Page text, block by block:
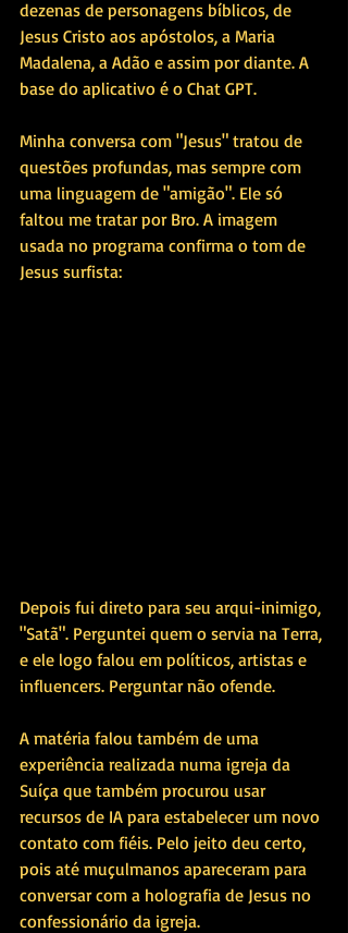
dezenas de personagens bíblicos, de
Jesus Cristo aos apóstolos, a Maria
Madalena, a Adão e assim por diante. A
base do aplicativo é o Chat GPT.
Minha conversa com "Jesus" tratou de
questões profundas, mas sempre com
uma linguagem de "amigão". Ele só
faltou me tratar por Bro. A imagem
usada no programa confirma o tom de
Jesus surfista:
Depois fui direto para seu arqui-inimigo,
"Satã". Perguntei quem o servia na Terra,
e ele logo falou em políticos, artistas e
influencers. Perguntar não ofende.
A matéria falou também de uma
experiência realizada numa igreja da
Suíça que também procurou usar
recursos de IA para estabelecer um novo
contato com fiéis. Pelo jeito deu certo,
pois até muçulmanos apareceram para
conversar com a holografia de Jesus no
confessionário da igreja.